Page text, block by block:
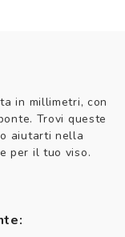
in millimetri, con
Trovi queste
aiutarti nella
per il tuo viso.